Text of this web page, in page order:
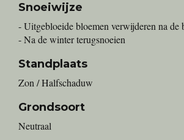
Snoeiwijze
- Uitgebloeide bloemen verwijderen na de
- Na de winter terugsnoeien
Standplaats
Zon / Halfschaduw
Grondsoort
Neutraal